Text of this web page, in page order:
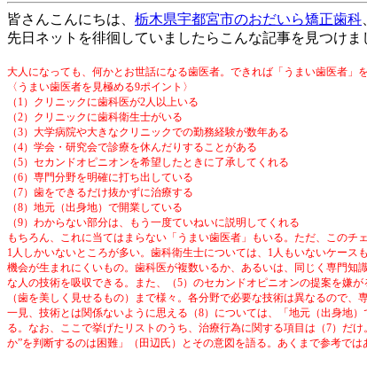
皆さんこんにちは、 栃木県宇都宮市のおだいら矯正歯科
先日ネットを徘徊していましたらこんな記事を見つけま
大人になっても、何かとお世話になる歯医者。できれば「うまい歯医者」
〈うまい歯医者を見極める9ポイント〉
（ 1）クリニックに歯科医が2人以上いる
（2）クリニックに歯科衛生士がいる
（3）大学病院や大きなクリニックでの勤務経験が数年ある
（4）学会・研究会で診療を休んだりすることがある
（5）セカンドオピニオンを希望したときに了承してくれる
（6）専門分野を明確に打ち出している
（7）歯をできるだけ抜かずに治療する
（8）地元（出身地）で開業している
（9）わからない部分は、もう一度ていねいに説明してくれる
もちろん、これに当てはまらない「うまい歯医者」もいる。ただ、この
1人しかいないところが多い。歯科衛生士については、 1人もいないケース
機会が生まれにくいもの。歯科医が複数いるか、あるいは、同じく専門知
な人の技術を吸収できる。また、（5）のセカンドオピニオンの提案を嫌
（歯を美しく見せるもの）まで様々。各分野で必要な技術は異なるので
一見、技術とは関係ないように思える（8）については、「地元（出身地
る。なお、ここで挙げたリストのうち、治療行為に関する項目は（7）だ
か”を判断するのは困難」（田辺氏）とその意図を語る。あくまで参考で